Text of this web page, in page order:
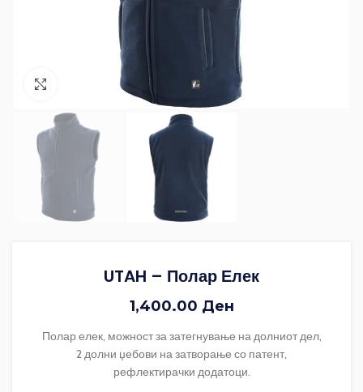
Зголеми ја фотографијата
UTAH – Полар Елек
1,400.00 Ден
Полар елек, можност за затегнување на долниот дел,
2 долни џебови на затворање со патент,
рефлектирачки додатоци.